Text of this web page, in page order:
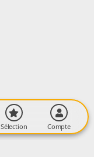
Sélection Compte